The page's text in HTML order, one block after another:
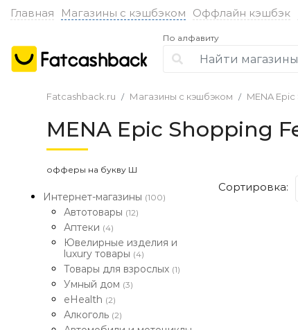
Главная Магазины с кэшбэком Оффлайн кэшбэк
По алфавиту
Fatcashback.ru Магазины с кэшбэком MENA
MENA Epic Shopping
офферы на букву Ш
Интернет-магазины (100)
Автотовары (12)
Аптеки (4)
Ювелирные изделия и
luxury товары (4)
Товары для взрослых (1)
Умный дом (3)
eHealth (2)
Алкоголь (2)
Сортировка: